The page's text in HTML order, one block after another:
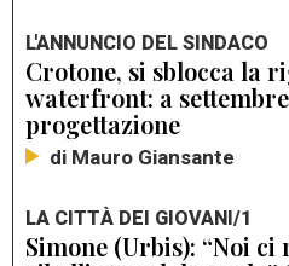
L'ANNUNCIO DEL SINDACO
Crotone, si sblocca la
waterfront: a
progettazione
di Mauro Giansante
LA CITTÀ DEI GIOVANI/1
Simone (Urbis): “Noi